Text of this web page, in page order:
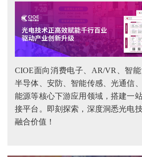
CIOE面向消费电子、AR/VR、智能
半导体、安防、智能传感、光通信
能源等核心下游应用领域，搭建一
接平台。即刻探索，深度洞悉光电
融合价值！